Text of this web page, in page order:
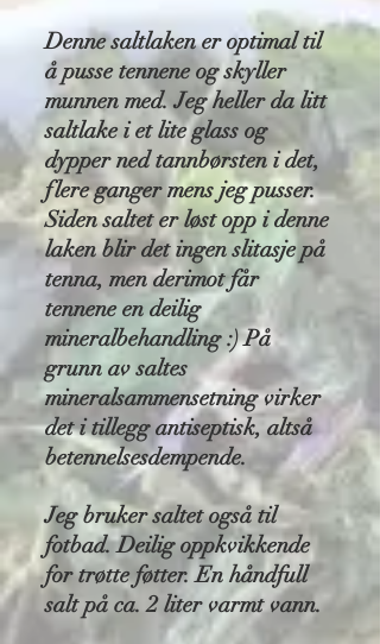
Denne saltlaken er optimal til
å pusse tennene og skyller
munnen med. Jeg heller da litt
saltlake i et lite glass og
dypper ned tannbørsten i det,
flere ganger mens jeg pusser.
Siden saltet er løst opp i denne
laken blir det ingen slitasje på
tenna, men derimot får
tennene en deilig
mineralbehandling :) På
grunn av saltes
mineralsammensetning virker
det i tillegg antiseptisk, altså
betennelsesdempende.
Jeg bruker saltet også til
fotbad. Deilig oppkvikkende
for trøtte føtter. En håndfull
salt på ca. 2 liter varmt vann.